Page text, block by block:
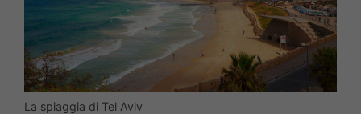
La spiaggia di Tel Aviv